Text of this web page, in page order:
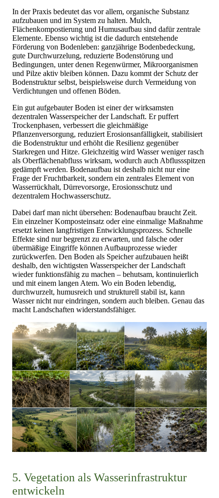
In der Praxis bedeutet das vor allem, organische Substanz
aufzubauen und im System zu halten. Mulch,
Flächenkompostierung und Humusaufbau sind dafür zentrale
Elemente. Ebenso wichtig ist die dadurch entstehende
Förderung von Bodenleben: ganzjährige Bodenbedeckung,
gute Durchwurzelung, reduzierte Bodenstörung und
Bedingungen, unter denen Regenwürmer, Mikroorganismen
und Pilze aktiv bleiben können. Dazu kommt der Schutz der
Bodenstruktur selbst, beispielsweise durch Vermeidung von
Verdichtungen und offenen Böden.
Ein gut aufgebauter Boden ist einer der wirksamsten
dezentralen Wasserspeicher der Landschaft. Er puffert
Trockenphasen, verbessert die gleichmäßige
Pflanzenversorgung, reduziert Erosionsanfälligkeit, stabilisiert
die Bodenstruktur und erhöht die Resilienz gegenüber
Starkregen und Hitze. Gleichzeitig wird Wasser weniger rasch
als Oberflächenabfluss wirksam, wodurch auch Abflussspitzen
gedämpft werden. Bodenaufbau ist deshalb nicht nur eine
Frage der Fruchtbarkeit, sondern ein zentrales Element von
Wasserrückhalt, Dürrevorsorge, Erosionsschutz und
dezentralem Hochwasserschutz.
Dabei darf man nicht übersehen: Bodenaufbau braucht Zeit.
Ein einzelner Komposteinsatz oder eine einmalige Maßnahme
ersetzt keinen langfristigen Entwicklungsprozess. Schnelle
Effekte sind nur begrenzt zu erwarten, und falsche oder
übermäßige Eingriffe können Aufbauprozesse wieder
zurückwerfen. Den Boden als Speicher aufzubauen heißt
deshalb, den wichtigsten Wasserspeicher der Landschaft
wieder funktionsfähig zu machen – behutsam, kontinuierlich
und mit einem langen Atem. Wo ein Boden lebendig,
durchwurzelt, humusreich und strukturell stabil ist, kann
Wasser nicht nur eindringen, sondern auch bleiben. Genau das
macht Landschaften widerstandsfähiger.
5. Vegetation als Wasserinfrastruktur
entwickeln